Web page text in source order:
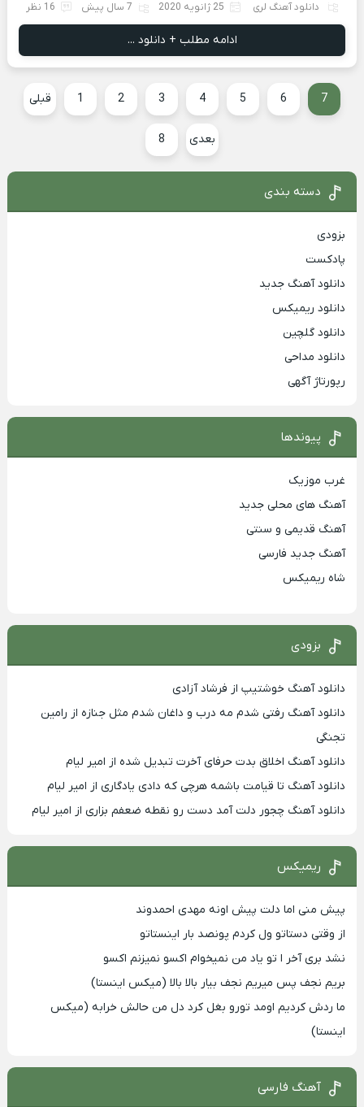
دانلود آهنگ لری 25 ژانویه 2020 7 سال پیش 16 نظر
ادامه مطلب + دانلود ...
قبلی 1 2 3 4 5 6 7
8 بعدی
دسته بندی
بزودی
پادکست
دانلود آهنگ جدید
دانلود ریمیکس
دانلود گلچین
دانلود مداحی
رپورتاژ آگهی
پیوندها
غرب موزیک
آهنگ های محلی جدید
آهنگ قدیمی و سنتی
آهنگ جدید فارسی
شاه ریمیکس
بزودی
دانلود آهنگ خوشتیپ از فرشاد آزادی
دانلود آهنگ رفتی شدم مه درب و داغان شدم مثل جنازه از رامین
تجنگی
دانلود آهنگ اخلاق بدت حرفای آخرت تبدیل شده از امیر لیام
دانلود آهنگ تا قیامت باشمه هرچی که دادی یادگاری از امیر لیام
دانلود آهنگ چجور دلت آمد دست رو نقطه ضعفم بزاری از امیر لیام
ریمیکس
پیش منی اما دلت پیش اونه مهدی احمدوند
از وقتی دستاتو ول کردم پونصد بار اینستاتو
نشد بری آخر ا تو یاد من نمیخوام اکسو نمیزنم اکسو
بریم نجف پس میریم نجف بیار بالا بالا (میکس اینستا)
ما ردش کردیم اومد تورو بغل کرد دل من حالش خرابه (میکس
اینستا)
آهنگ فارسی